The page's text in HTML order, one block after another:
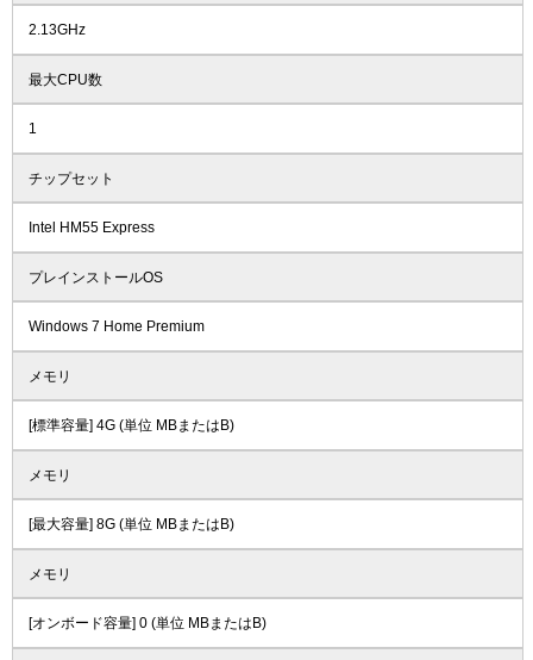
2.13GHz
最大CPU数
1
チップセット
Intel HM55 Express
プレインストールOS
Windows 7 Home Premium
メモリ
[標準容量] 4G (単位 MBまたはB)
メモリ
[最大容量] 8G (単位 MBまたはB)
メモリ
[オンボード容量] 0 (単位 MBまたはB)